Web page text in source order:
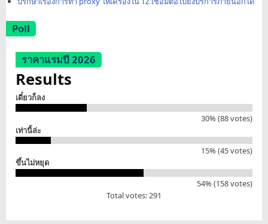
Poll
ราคาแรมปี 2026
Results
เดี๋ยวก็ลง
30% (88 votes)
เท่านี้ล่ะ
15% (45 votes)
ขึ้นไม่หยุด
54% (158 votes)
Total votes: 291